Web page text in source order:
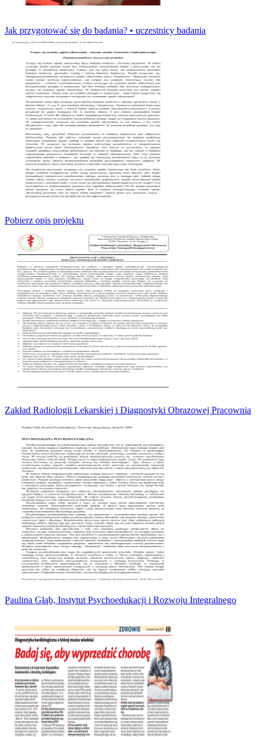
Jak przygotować się do badania? • uczestnicy badania
Pobierz opis projektu
Zakład Radiologii Lekarskiej i Diagnostyki Obrazowej Pracownia
Paulina Głąb, Instytut Psychoedukacji i Rozwoju Integralnego